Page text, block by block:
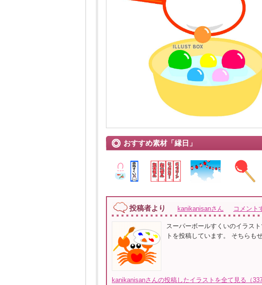
おすすめ素材「縁日」
投稿者より kanikanisanさん コメント
スーパーボールすくいのイラス
トを投稿しています。 そちらも
kanikanisanさんの投稿したイラストを全て見る（